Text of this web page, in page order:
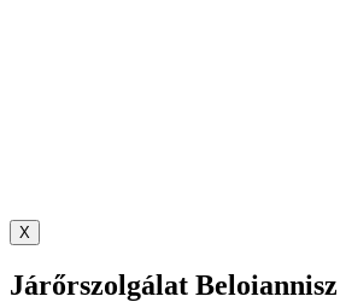
X
Járőrszolgálat Beloiannisz